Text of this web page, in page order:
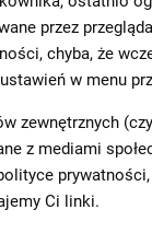
przez
chyba, że
w menu
zewnętrznych
z mediami
Ci linki.